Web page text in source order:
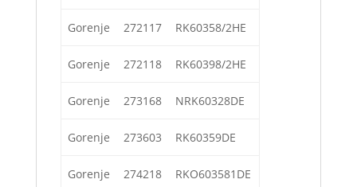
Gorenje 272117 RK60358/2HE
Gorenje 272118 RK60398/2HE
Gorenje 273168 NRK60328DE
Gorenje 273603 RK60359DE
Gorenje 274218 RKO603581DE